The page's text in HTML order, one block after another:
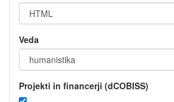
Veda
Projekti in financerji (dCOBISS)